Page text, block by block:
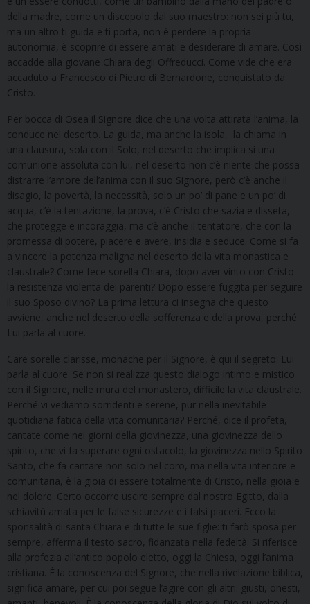
della madre, come un discepolo dal suo maestro: non sei più tu,
ma un altro ti guida e ti porta, non è perdere la propria
autonomia, è scoprire di essere amati e desiderare di amare. Così
accadde alla giovane Chiara degli Offreducci. Come vide che era
accaduto a Francesco di Pietro di Bernardone, conquistato da
Cristo.
Per bocca di Osea il Signore dice che una volta attirata l’anima, la
conduce nel deserto. La guida, ma anche la isola, la chiama in
una clausura, sola con il Solo, nel deserto che implica sì una
comunione assoluta con lui, nel deserto non c’è niente che possa
distrarre l’amore dell’anima con il suo Signore, però c’è anche il
disagio, la povertà, la necessità, solo un po’ di pane e un po’ di
acqua, c’è la tentazione, la prova, c’è Cristo che sazia e disseta,
che protegge e incoraggia, ma c’è anche il tentatore, che con la
promessa di potere, piacere e avere, insidia e seduce. Come si fa
a vincere la potenza maligna nel deserto della vita monastica e
claustrale? Come fece sorella Chiara, dopo aver vinto con Cristo
la resistenza violenta dei parenti? Dopo essere fuggita per seguire
il suo Sposo divino? La prima lettura ci insegna che questo
avviene, anche nel deserto della sofferenza e della prova, perché
Lui parla al cuore.
Care sorelle clarisse, monache per il Signore, è qui il segreto: Lui
parla al cuore. Se non si realizza questo dialogo intimo e mistico
con il Signore, nelle mura del monastero, difficile la vita claustrale.
Perché vi vediamo sorridenti e serene, pur nella inevitabile
quotidiana fatica della vita comunitaria? Perché, dice il profeta,
cantate come nei giorni della giovinezza, una giovinezza dello
spirito, che vi fa superare ogni ostacolo, la giovinezza nello Spirito
Santo, che fa cantare non solo nel coro, ma nella vita interiore e
comunitaria, è la gioia di essere totalmente di Cristo, nella gioia e
nel dolore. Certo occorre uscire sempre dal nostro Egitto, dalla
schiavitù amata per le false sicurezze e i falsi piaceri. Ecco la
sponsalità di santa Chiara e di tutte le sue figlie: ti farò sposa per
sempre, afferma il testo sacro, fidanzata nella fedeltà. Si riferisce
alla profezia all’antico popolo eletto, oggi la Chiesa, oggi l’anima
cristiana. È la conoscenza del Signore, che nella rivelazione biblica,
significa amare, per cui poi segue l’agire con gli altri: giusti, onesti,